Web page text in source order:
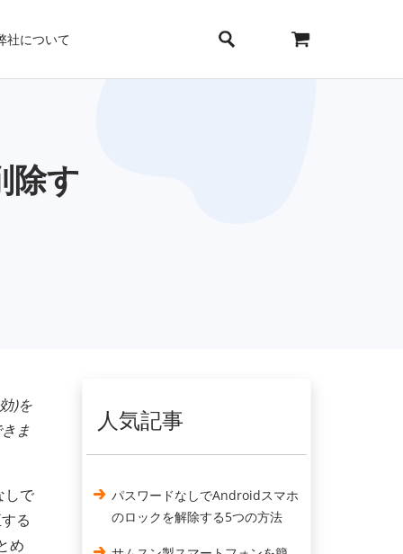
社について
除す
)を
ま
しで
る
め
人気記事
パスワードなしでAndroidスマホ
のロックを解除する5つの方法